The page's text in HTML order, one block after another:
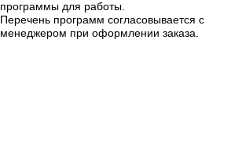
программы для работы.
Перечень программ согласовывается с
менеджером при оформлении заказа.